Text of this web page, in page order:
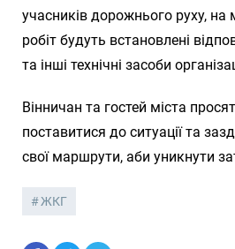
учасників дорожнього руху, на
робіт будуть встановлені
та інші технічні засоби
Вінничан та гостей міста
поставитися до ситуації та
свої маршрути, аби уникнути
ЖКГ